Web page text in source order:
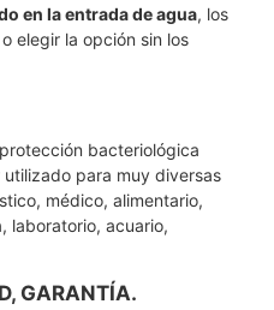
en la entrada de agua, los
elegir la opción sin los
bacteriológica
para muy diversas
médico, alimentario,
laboratorio, acuario,
GARANTÍA.